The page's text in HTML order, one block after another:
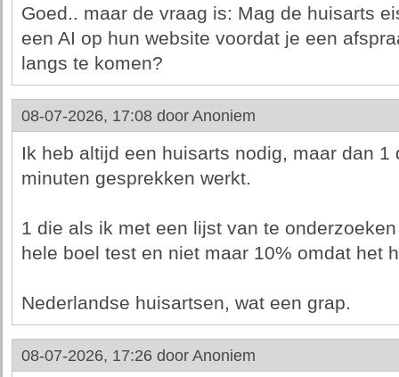
Goed.. maar de vraag is: Mag de huisarts
een AI op hun website voordat je een
langs te komen?
08-07-2026, 17:08 door Anoniem
Ik heb altijd een huisarts nodig, maar dan
minuten gesprekken werkt.
1 die als ik met een lijst van te
hele boel test en niet maar 10% omdat het
Nederlandse huisartsen, wat een grap.
08-07-2026, 17:26 door Anoniem